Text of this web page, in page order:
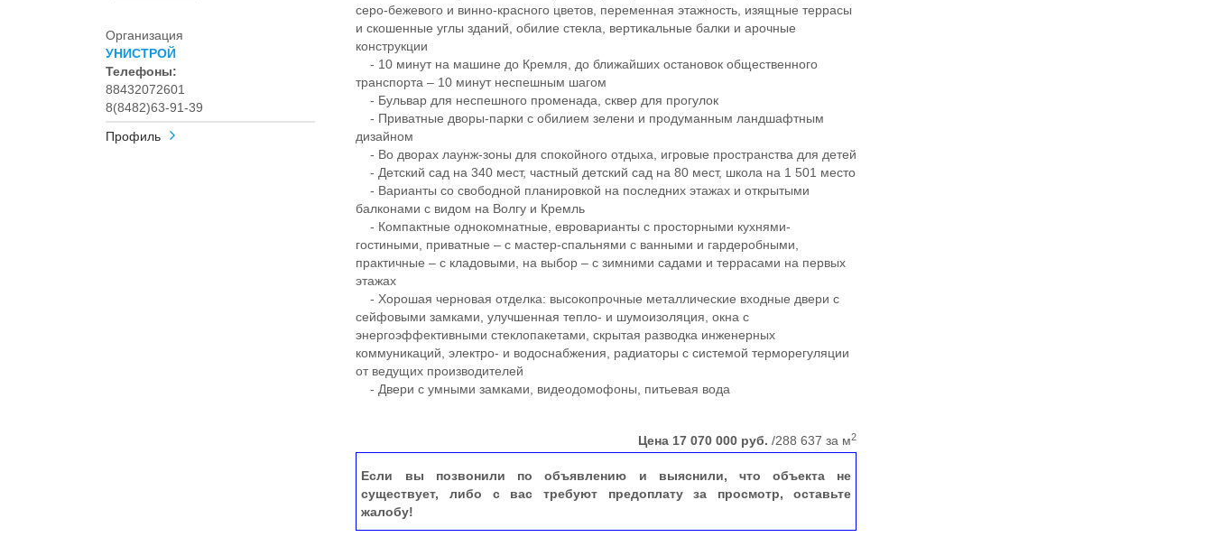
Организация
УНИСТРОЙ
Телефоны:
88432072601
8(8482)63-91-39
Профиль
серо-бежевого и винно-красного цветов, переменная этажность, изящные террасы
и скошенные углы зданий, обилие стекла, вертикальные балки и арочные
конструкции
- 10 минут на машине до Кремля, до ближайших остановок общественного
транспорта – 10 минут неспешным шагом
- Бульвар для неспешного променада, сквер для прогулок
- Приватные дворы-парки с обилием зелени и продуманным ландшафтным
дизайном
- Во дворах лаунж-зоны для спокойного отдыха, игровые пространства для детей
- Детский сад на 340 мест, частный детский сад на 80 мест, школа на 1 501 место
- Варианты со свободной планировкой на последних этажах и открытыми
балконами с видом на Волгу и Кремль
- Компактные однокомнатные, евроварианты с просторными кухнями-
гостиными, приватные – с мастер-спальнями с ванными и гардеробными,
практичные – с кладовыми, на выбор – с зимними садами и террасами на первых
этажах
- Хорошая черновая отделка: высокопрочные металлические входные двери с
сейфовыми замками, улучшенная тепло- и шумоизоляция, окна с
энергоэффективными стеклопакетами, скрытая разводка инженерных
коммуникаций, электро- и водоснабжения, радиаторы с системой терморегуляции
от ведущих производителей
- Двери с умными замками, видеодомофоны, питьевая вода
Цена 17 070 000 руб. /288 637 за м2
Если вы позвонили по объявлению и выяснили, что объекта не
существует, либо с вас требуют предоплату за просмотр, оставьте
жалобу!